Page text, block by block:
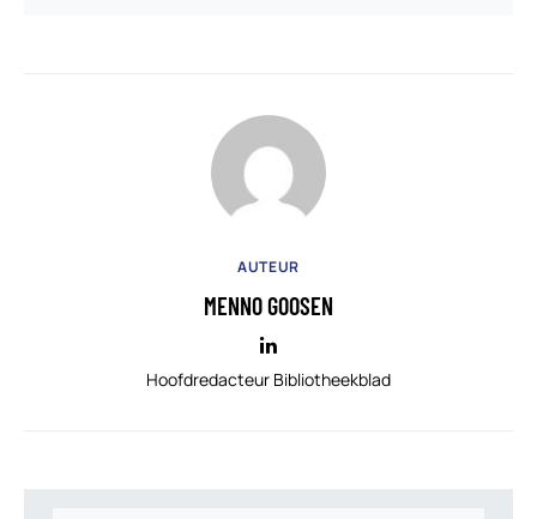
AUTEUR
MENNO GOOSEN
Hoofdredacteur Bibliotheekblad